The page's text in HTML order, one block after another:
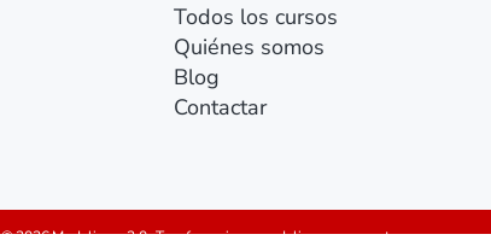
Todos los cursos
Quiénes somos
Blog
Contactar
© 2026 Modelismo 2.0 · Tu referencia en modelismo y maquetas